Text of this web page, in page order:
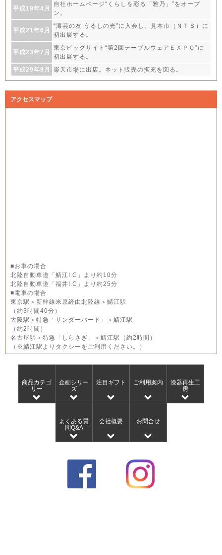
平成19年4月
自社ホームページ“くらしを彩る「雅乃」”をオープ
ン。
平成21年6月
“漆芸の友 うるしの光”に入会し、見本市（ＮＴＳ）に
初出展する。
平成23年7月
東京ビッグサイト“第2回テーブルウェアＥＸＰＯ”に
初出展する。
平成29年9月
楽天市場に出店。ネット販売の拡充を図る。
アクセスマップ
■お車の場合
北陸自動車道「鯖江I.C」より約10分
北陸自動車道「福井I.C」より約25分
■電車の場合
東京駅＞新幹線米原経由北陸線＞鯖江駅
（約3時間40分）
大阪駅＞特急「サンダーバード」＞鯖江駅
（約2時間）
名古屋駅＞特急「しらさぎ」＞鯖江駅（約2時間）
（※鯖江駅よりタクシーをご利用ください。）
商品カテゴ
リー
企画シリー
ズ
注目ギフト ご利用案内
漆器再生工
房
よくある質
問Q&A
会社概要 お問合せ